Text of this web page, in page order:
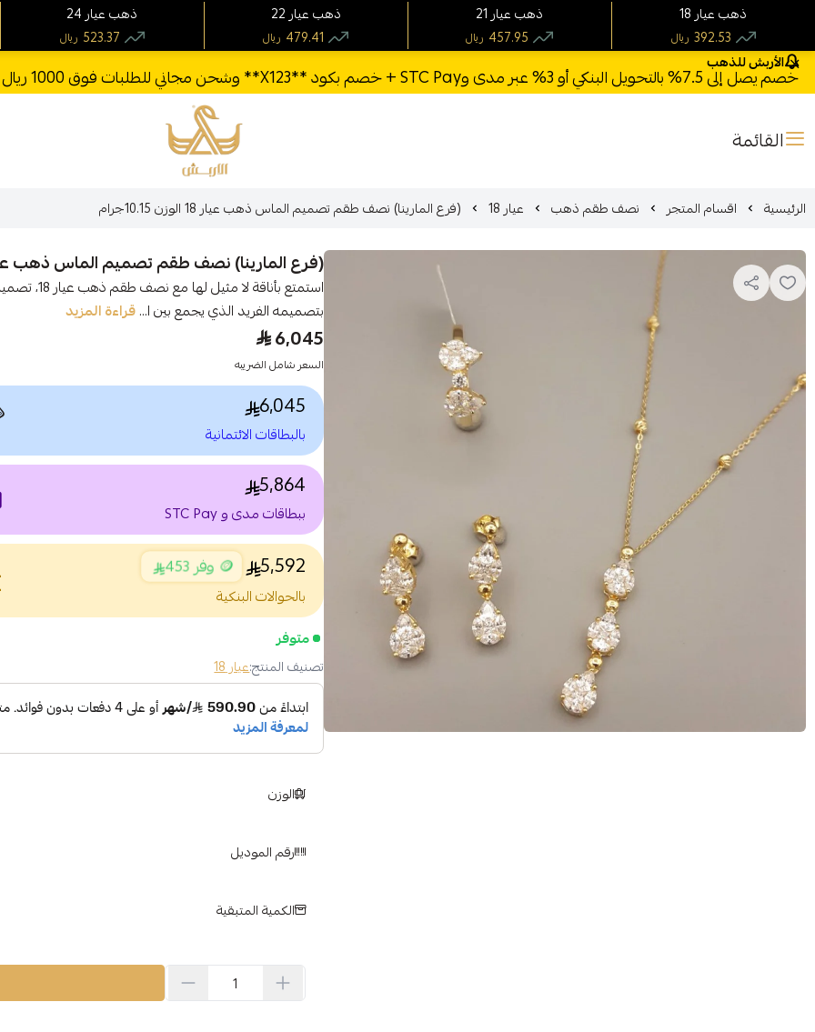
الأربش للذهب
خصم يصل إلى 7.5% بالتحويل البنكي أو 3% عبر مدى وSTC Pay + خصم بكود **X123** وشحن مجاني للطلبات فوق 1000 ريال
القائمة الأربش للذهب
الرئيسية اقسام المتجر نصف طقم ذهب عيار 18 (فرع المارينا) نصف طقم تصميم الماس ذهب عيار 18 الوزن 10.15جرام
(فرع المارينا) نصف طقم تصميم الماس ذهب عيار 18 الوزن
بتصميمه الفريد الذي يجمع بين ا...قراءة المزيد
6,045
السعر شامل الضريبه
6,045
بالبطاقات الائتمانية
5,864
ببطاقات مدى و STC Pay
5,592 🪙 وفر 453
بالحوالات البنكية
متوفر
تصنيف المنتج:عيار 18
الوزن
رقم الموديل
الكمية المتبقية
24 ذهب عيار
ريال 523.37
22 ذهب عيار
ريال 479.41
21 ذهب عيار
ريال 457.95
18 ذهب عيار
ريال 392.53